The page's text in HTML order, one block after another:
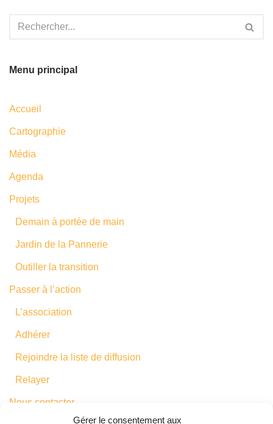
Gérer le consentement aux
mouvement
Menu principal
Accueil
Cartographie
Média
Agenda
Projets
Demain à portée de main
Jardin de la Pannerie
Outiller la transition
Passer à l’action
L’association
Adhérer
Rejoindre la liste de diffusion
Relayer
Nous contacter